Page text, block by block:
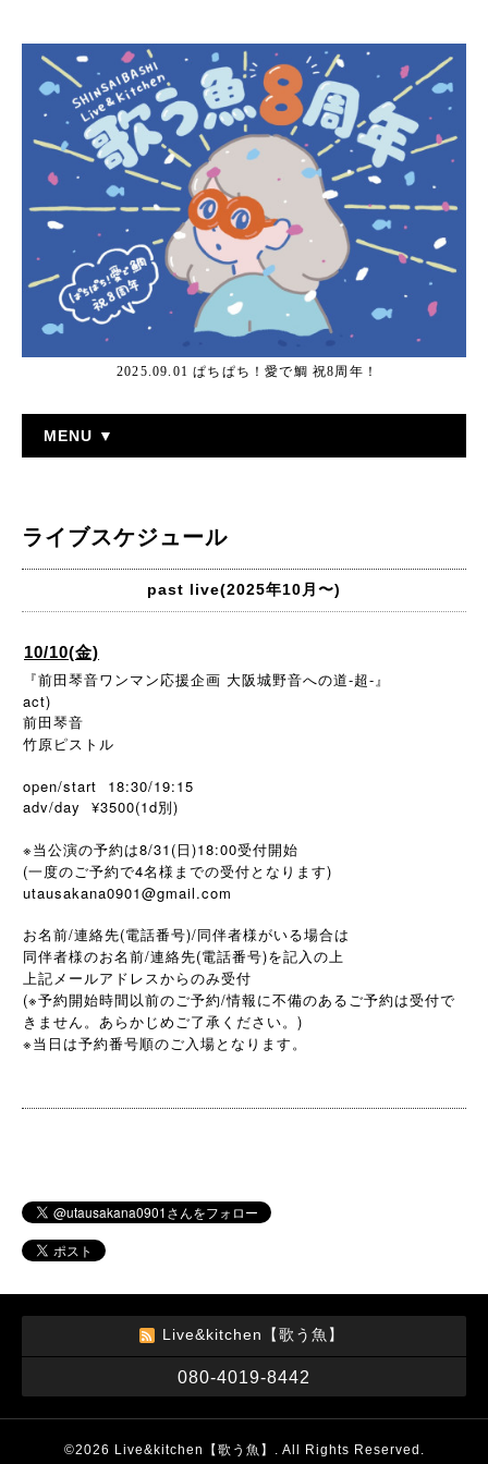
2025.09.01 ぱちぱち！愛で鯛 祝8周年！
MENU ▼
ライブスケジュール
past live(2025年10月〜)
10/10(金)
『前田琴音ワンマン応援企画 大阪城野音への道-超-』
act)
前田琴音
竹原ピストル
open/start 18:30/19:15
adv/day ¥3500(1d別)
※当公演の予約は8/31(日)18:00受付開始
(一度のご予約で4名様までの受付となります)
utausakana0901@gmail.com
お名前/連絡先(電話番号)/同伴者様がいる場合は
同伴者様のお名前/連絡先(電話番号)を記入の上
上記メールアドレスからのみ受付
(※予約開始時間以前のご予約/情報に不備のあるご予約は受付で
きません。あらかじめご了承ください。)
※ 当日は予約番号順のご入場となります。
Live&kitchen【歌う魚】
080-4019-8442
©2026 Live&kitchen【歌う魚】 . All Rights Reserved.